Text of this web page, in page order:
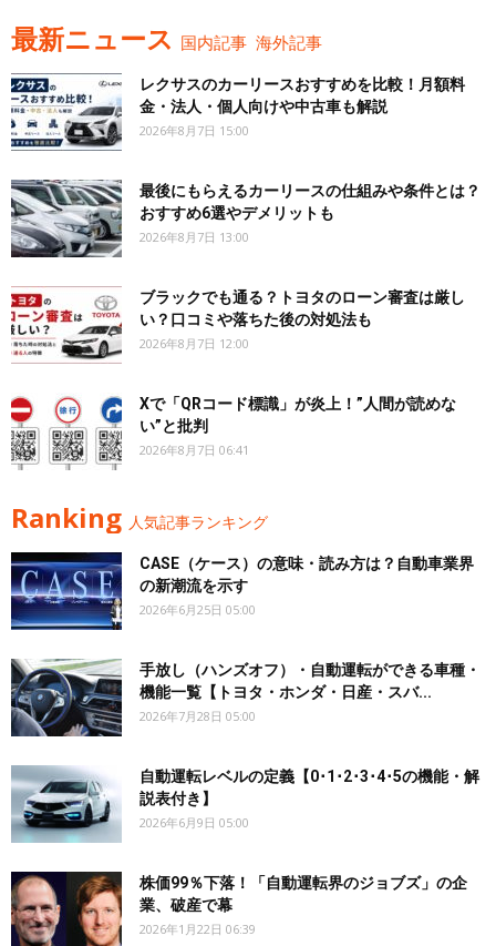
最新ニュース 国内記事 海外記事
レクサスのカーリースおすすめを比較！月額料
金・法人・個人向けや中古車も解説
2026年8月7日 15:00
最後にもらえるカーリースの仕組みや条件とは？
おすすめ6選やデメリットも
2026年8月7日 13:00
ブラックでも通る？トヨタのローン審査は厳し
い？口コミや落ちた後の対処法も
2026年8月7日 12:00
Xで「QRコード標識」が炎上！”人間が読めな
い”と批判
2026年8月7日 06:41
Ranking 人気記事ランキング
CASE（ケース）の意味・読み方は？自動車業界
の新潮流を示す
2026年6月25日 05:00
手放し（ハンズオフ）・自動運転ができる車種・
機能一覧【トヨタ・ホンダ・日産・スバ...
2026年7月28日 05:00
自動運転レベルの定義【0･1･2･3･4･5の機能・解
説表付き】
2026年6月9日 05:00
株価99％下落！「自動運転界のジョブズ」の企
業、破産で幕
2026年1月22日 06:39